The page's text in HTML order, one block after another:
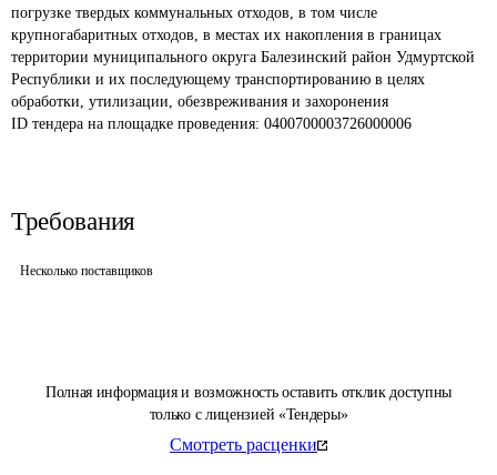
Полная информация и возможность оставить отклик доступны
только с лицензией «Тендеры»
Смотреть расценки
погрузке твердых коммунальных отходов, в том числе
крупногабаритных отходов, в местах их накопления в границах
территории муниципального округа Балезинский район Удмуртской
Республики и их последующему транспортированию в целях
обработки, утилизации, обезвреживания и захоронения
ID тендера на площадке проведения: 0400700003726000006
Требования
Несколько поставщиков